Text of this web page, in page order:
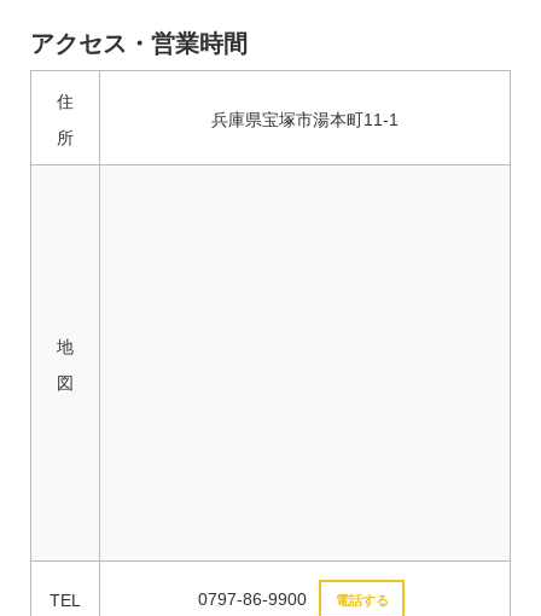
アクセス・営業時間
住
所
兵庫県宝塚市湯本町11-1
地
図
TEL 0797-86-9900 電話する